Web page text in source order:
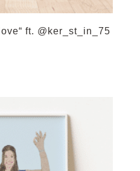
ft. @ker_st_in_75